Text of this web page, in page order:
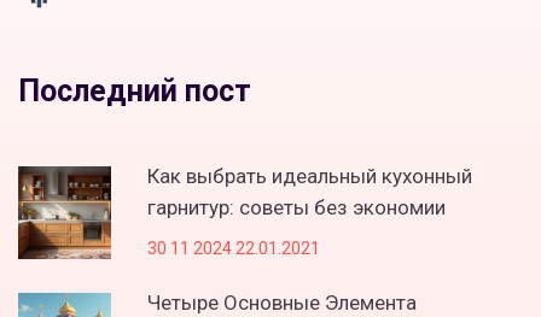
Последний пост
Как выбрать идеальный кухонный
гарнитур: советы без экономии
30 11 2024 22.01.2021
Четыре Основные Элемента